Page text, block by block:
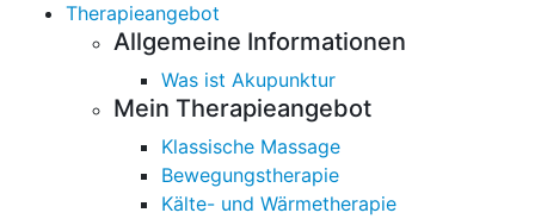
Therapieangebot
Allgemeine Informationen
Was ist Akupunktur
Mein Therapieangebot
Klassische Massage
Bewegungstherapie
Kälte- und Wärmetherapie